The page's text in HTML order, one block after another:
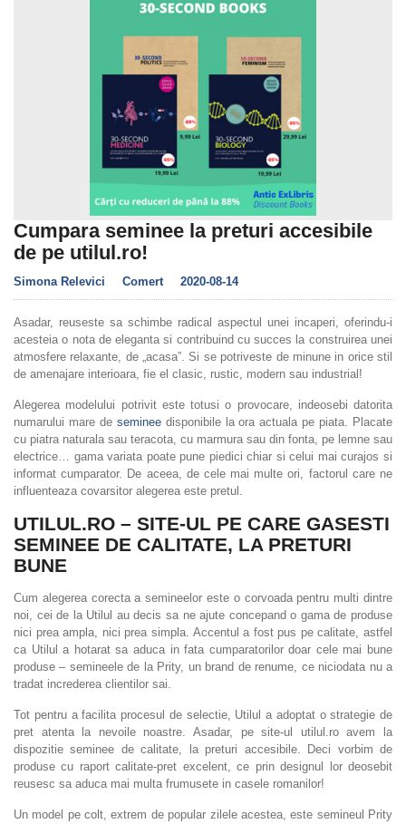
Cumpara seminee la preturi accesibile
de pe utilul.ro!
Simona Relevici Comert 2020-08-14
Asadar, reuseste sa schimbe radical aspectul unei incaperi, oferindu-i
acesteia o nota de eleganta si contribuind cu succes la construirea unei
atmosfere relaxante, de „acasa”. Si se potriveste de minune in orice stil
de amenajare interioara, fie el clasic, rustic, modern sau industrial!
Alegerea modelului potrivit este totusi o provocare, indeosebi datorita
numarului mare de semineedisponibile la ora actuala pe piata. Placate
cu piatra naturala sau teracota, cu marmura sau din fonta, pe lemne sau
electrice… gama variata poate pune piedici chiar si celui mai curajos si
informat cumparator. De aceea, de cele mai multe ori, factorul care ne
influenteaza covarsitor alegerea este pretul.
UTILUL.RO – SITE-UL PE CARE GASESTI
SEMINEE DE CALITATE, LA PRETURI
BUNE
Cum alegerea corecta a semineelor este o corvoada pentru multi dintre
noi, cei de la Utilul au decis sa ne ajute concepand o gama de produse
nici prea ampla, nici prea simpla. Accentul a fost pus pe calitate, astfel
ca Utilul a hotarat sa aduca in fata cumparatorilor doar cele mai bune
produse – semineele de la Prity, un brand de renume, ce niciodata nu a
tradat increderea clientilor sai.
Tot pentru a facilita procesul de selectie, Utilul a adoptat o strategie de
pret atenta la nevoile noastre. Asadar, pe site-ul utilul.ro avem la
dispozitie seminee de calitate, la preturi accesibile. Deci vorbim de
produse cu raport calitate-pret excelent, ce prin designul lor deosebit
reusesc sa aduca mai multa frumusete in casele romanilor!
Un model pe colt, extrem de popular zilele acestea, este semineul Prity